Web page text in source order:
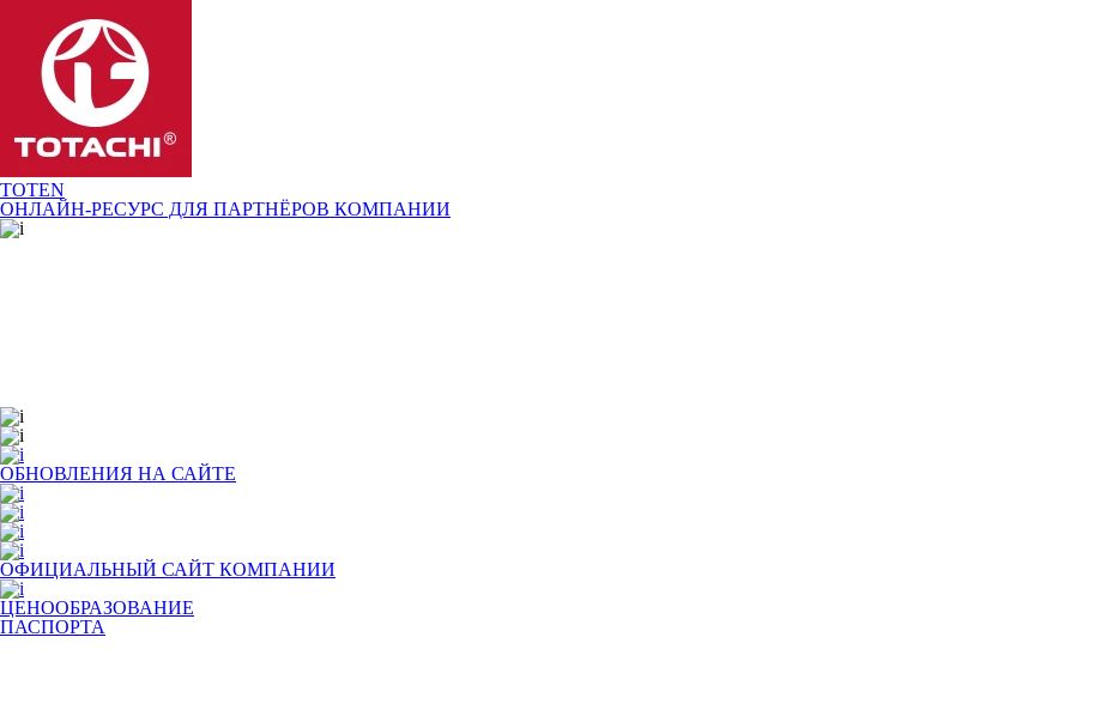
TOTEN
ОНЛАЙН-РЕСУРС ДЛЯ ПАРТНЁРОВ КОМПАНИИ
ОБНОВЛЕНИЯ НА САЙТЕ
ОФИЦИАЛЬНЫЙ САЙТ КОМПАНИИ
ЦЕНООБРАЗОВАНИЕ
ПАСПОРТА